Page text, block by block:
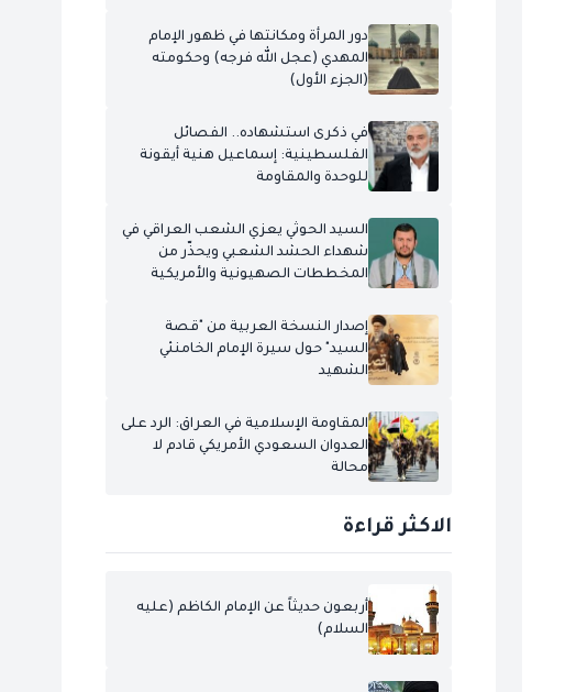
دور المرأة ومكانتها في ظهور الإمام
المهدي (عجل الله فرجه) وحكومته
(الجزء الأول)
في ذكرى استشهاده.. الفصائل
الفلسطينية: إسماعيل هنية أيقونة
للوحدة والمقاومة
السيد الحوثي يعزي الشعب العراقي في
شهداء الحشد الشعبي ويحذّر من
المخططات الصهيونية والأمريكية
إصدار النسخة العربية من "قصة
السيد" حول سيرة الإمام الخامنئي
الشهيد
المقاومة الإسلامية في العراق: الرد على
العدوان السعودي الأمريكي قادم لا
محالة
الاكثر قراءة
أربعون حديثاً عن الإمام الكاظم (عليه
السلام)